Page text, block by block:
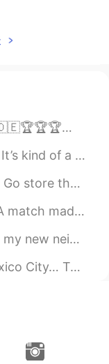
люди там
MIA #fcbayernmünchen
and so people are not ...
You walk in, grab...
in which each member/part ...
to live next to my...
Independence Day, Mexi...